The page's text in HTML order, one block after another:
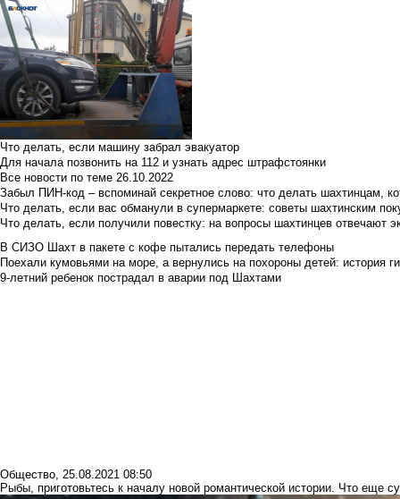
Что делать, если машину забрал эвакуатор
Для начала позвонить на 112 и узнать адрес штрафстоянки
Все новости по теме 26.10.2022
Забыл ПИН-код – вспоминай секретное слово: что делать шахтинцам,
Что делать, если вас обманули в супермаркете: советы шахтинским
Что делать, если получили повестку: на вопросы шахтинцев отвечают
В СИЗО Шахт в пакете с кофе пытались передать телефоны
Поехали кумовьями на море, а вернулись на похороны детей: история
9-летний ребенок пострадал в аварии под Шахтами
Общество, 25.08.2021 08:50
Рыбы, приготовьтесь к началу новой романтической истории. Что еще